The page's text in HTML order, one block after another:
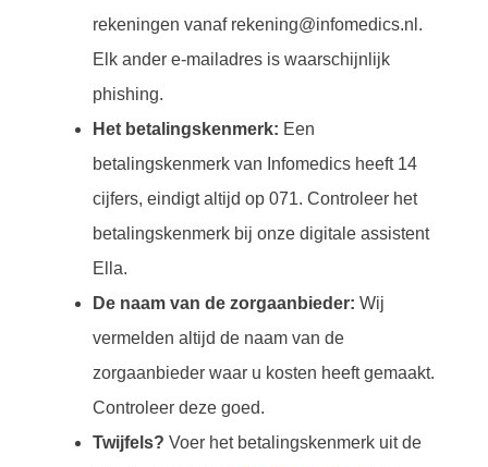
rekeningen vanaf rekening@infomedics.nl.
Elk ander e-mailadres is waarschijnlijk
phishing.
Het betalingskenmerk: Een
betalingskenmerk van Infomedics heeft 14
cijfers, eindigt altijd op 071. Controleer het
betalingskenmerk bij onze digitale assistent
Ella.
De naam van de zorgaanbieder: Wij
vermelden altijd de naam van de
zorgaanbieder waar u kosten heeft gemaakt.
Controleer deze goed.
Twijfels? Voer het betalingskenmerk uit de